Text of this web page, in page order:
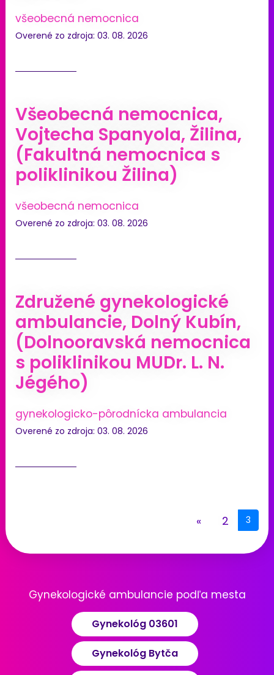
všeobecná nemocnica
Overené zo zdroja: 03. 08. 2026
Všeobecná nemocnica,
Vojtecha Spanyola, Žilina,
(Fakultná nemocnica s
poliklinikou Žilina)
všeobecná nemocnica
Overené zo zdroja: 03. 08. 2026
Združené gynekologické
ambulancie, Dolný Kubín,
(Dolnooravská nemocnica
s poliklinikou MUDr. L. N.
Jégého)
gynekologicko-pôrodnícka ambulancia
Overené zo zdroja: 03. 08. 2026
« 2 3
Gynekologické ambulancie podľa mesta
Gynekológ 03601
Gynekológ Bytča